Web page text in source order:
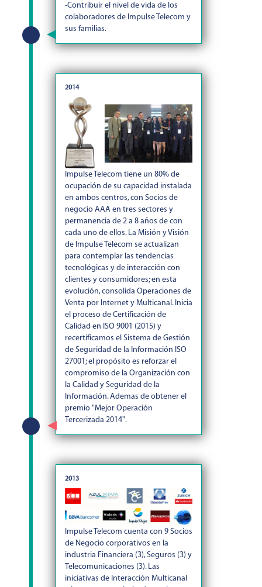
-Contribuir el nivel de vida de los
colaboradores de Impulse Telecom y
sus familias.
2014
Impulse Telecom tiene un 80% de
ocupación de su capacidad instalada
en ambos centros, con Socios de
negocio AAA en tres sectores y
permanencia de 2 a 8 años de con
cada uno de ellos. La Misión y Visión
de Impulse Telecom se actualizan
para contemplar las tendencias
tecnológicas y de interacción con
clientes y consumidores; en esta
evolución, consolida Operaciones de
Venta por Internet y Multicanal. Inicia
el proceso de Certificación de
Calidad en ISO 9001 (2015) y
recertificamos el Sistema de Gestión
de Seguridad de la Información ISO
27001; el propósito es reforzar el
compromiso de la Organización con
la Calidad y Seguridad de la
Información. Ademas de obtener el
premio "Mejor Operación
Tercerizada 2014".
2013
Impulse Telecom cuenta con 9 Socios
de Negocio corporativos en la
industria Financiera (3), Seguros (3) y
Telecomunicaciones (3). Las
iniciativas de Interacción Multicanal